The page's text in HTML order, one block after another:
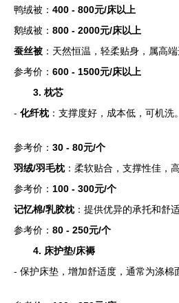
鸭绒被： 400 - 800元/床以上
鹅绒被： 800 - 2000元/床以上
蚕丝被 ：天然恒温，轻柔贴身，属高端
参考价： 600 - 1500元/床以上
3. 枕芯
- 化纤枕：支撑度好，成本低，可机洗。
参考价： 30 - 80元/个
羽绒/羽毛枕：柔软贴合，支撑性佳，
参考价： 100 - 300元/个
记忆棉/乳胶枕：提供优异的承托和舒
参考价： 80 - 250元/个
4. 床护垫/床褥
- 保护床垫，增加舒适度，通常为涤棉